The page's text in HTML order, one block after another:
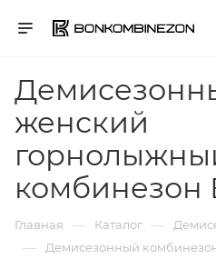
женский
Главная — Каталог —
— Демисезонный